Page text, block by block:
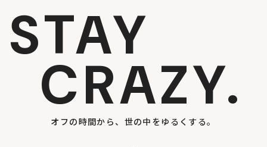
STAY
CRAZY.
オフの時間から、世の中をゆるくする。